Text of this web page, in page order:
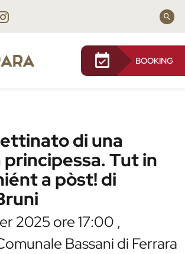
BOOKING
Diario spettinato di una mancata
di una
Tut in
a pòst! di
2025 ore 17:00 ,
Bassani di Ferrara